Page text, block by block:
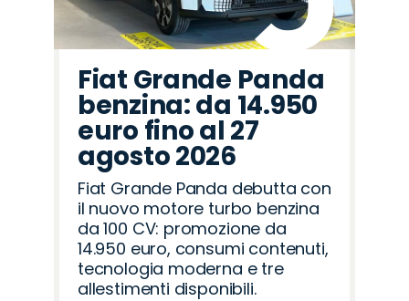
Fiat Grande Panda
benzina: da 14.950
euro fino al 27
agosto 2026
Fiat Grande Panda debutta con
il nuovo motore turbo benzina
da 100 CV: promozione da
14.950 euro, consumi contenuti,
tecnologia moderna e tre
allestimenti disponibili.